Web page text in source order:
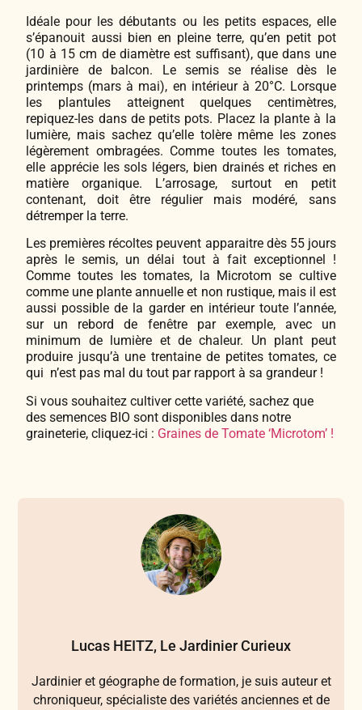
Idéale pour les débutants ou les petits espaces, elle
s’épanouit aussi bien en pleine terre, qu’en petit pot
(10 à 15 cm de diamètre est suffisant), que dans une
jardinière de balcon. Le semis se réalise dès le
printemps (mars à mai), en intérieur à 20°C. Lorsque
les plantules atteignent quelques centimètres,
repiquez-les dans de petits pots. Placez la plante à la
lumière, mais sachez qu’elle tolère même les zones
légèrement ombragées. Comme toutes les tomates,
elle apprécie les sols légers, bien drainés et riches en
matière organique. L’arrosage, surtout en petit
contenant, doit être régulier mais modéré, sans
détremper la terre.
Les premières récoltes peuvent apparaitre dès 55 jours
après le semis, un délai tout à fait exceptionnel !
Comme toutes les tomates, la Microtom se cultive
comme une plante annuelle et non rustique, mais il est
aussi possible de la garder en intérieur toute l’année,
sur un rebord de fenêtre par exemple, avec un
minimum de lumière et de chaleur. Un plant peut
produire jusqu’à une trentaine de petites tomates, ce
qui n’est pas mal du tout par rapport à sa grandeur !
Si vous souhaitez cultiver cette variété, sachez que
des semences BIO sont disponibles dans notre
graineterie, cliquez-ici : Graines de Tomate ‘Microtom’ !
Lucas HEITZ, Le Jardinier Curieux
Jardinier et géographe de formation, je suis auteur et
chroniqueur, spécialiste des variétés anciennes et de